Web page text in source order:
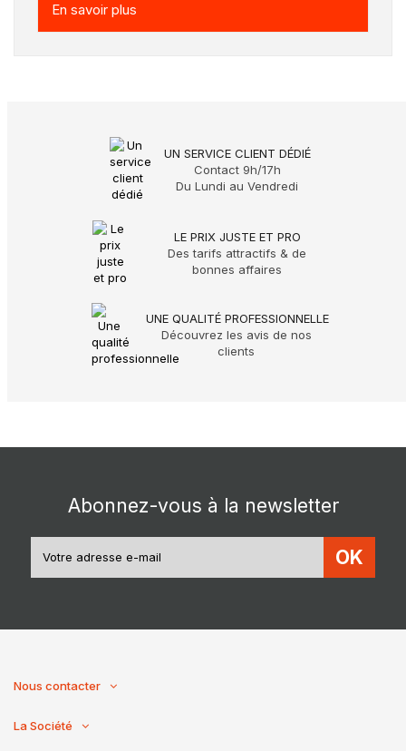
En savoir plus
UN SERVICE CLIENT DÉDIÉ
Contact 9h/17h
Du Lundi au Vendredi
LE PRIX JUSTE ET PRO
Des tarifs attractifs & de
bonnes affaires
UNE QUALITÉ PROFESSIONNELLE
Découvrez les avis de nos
clients
Abonnez-vous à la newsletter
OK
Nous contacter
La Société